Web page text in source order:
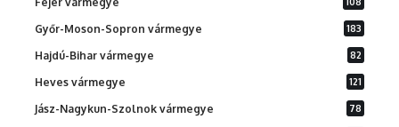
Győr-Moson-Sopron vármegye 183
Hajdú-Bihar vármegye 82
Heves vármegye 121
Jász-Nagykun-Szolnok vármegye 78